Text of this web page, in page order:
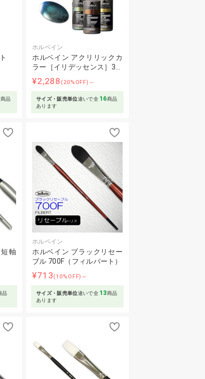
商品
ホルベイン
ホルベイン アクリリックカ
ラー［イリデッセンス］3…
¥2,288 (20%OFF)～
サイズ・販売単位違いで全 16商品
あります
軸
品
ホルベイン
ホルベイン ブラックリセー
ブル 700F（フィルバート）
¥713(10%OFF)～
サイズ・販売単位違いで全 13商品
あります